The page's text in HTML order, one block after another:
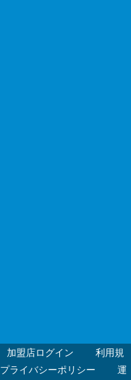
加盟店ログイン
利用規
プライバシーポリシー
運